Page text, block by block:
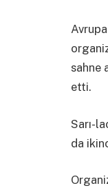
sahne
etti.
Sarı-
da